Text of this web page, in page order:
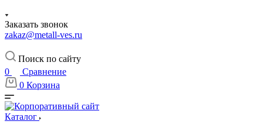
Заказать звонок
zakaz@metall-ves.ru
Поиск по сайту
0
Сравнение
0 Корзина
Каталог